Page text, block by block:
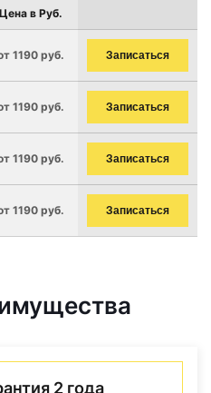
Цена в Руб.
1190 руб. Записаться
1190 руб. Записаться
1190 руб. Записаться
1190 руб. Записаться
2 года